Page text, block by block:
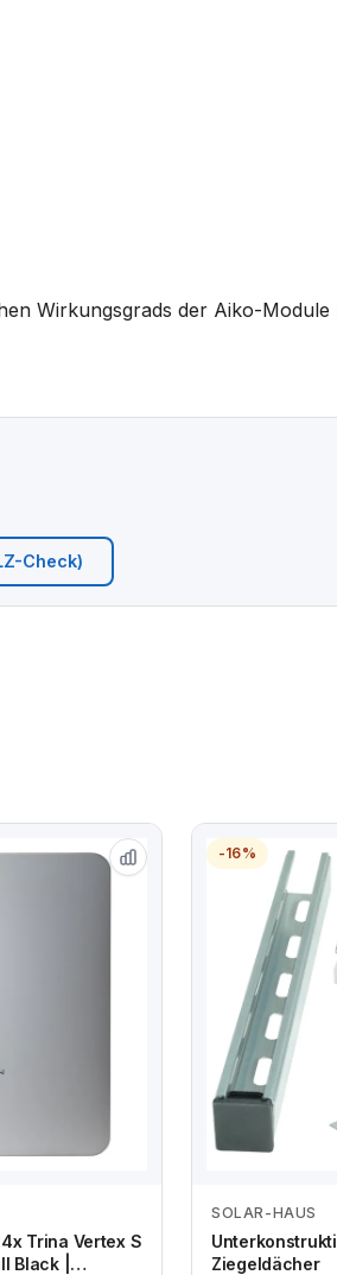
Wirkungsgrads der Aiko-
Check)
Trina Vertex S
Black |
-16%
SOLAR-HAUS
Ziegeldächer